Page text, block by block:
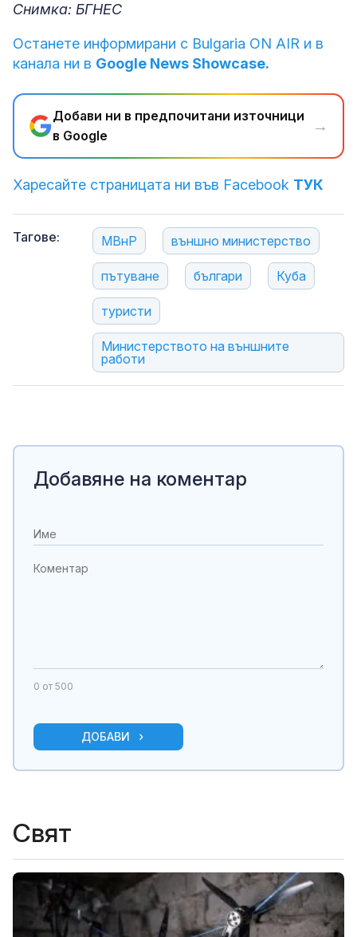
Снимка: БГНЕС
Останете информирани с Bulgaria ON AIR и в
канала ни в Google News Showcase.
Добави ни в предпочитани източници
в Google
→
Харесайте страницата ни във Facebook ТУК
Тагове: МВнР външно министерство
пътуване българи Куба
туристи
Министерството на външните
работи
Добавяне на коментар
0 от 500
ДОБАВИ
Свят